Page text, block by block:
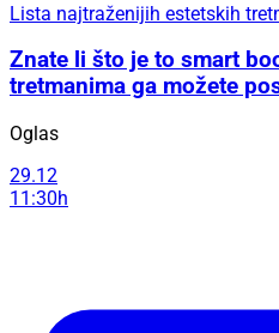
Lista najtraženijih estetskih
Znate li što je to smart
tretmanima ga možete
Oglas
29.12
11:30h